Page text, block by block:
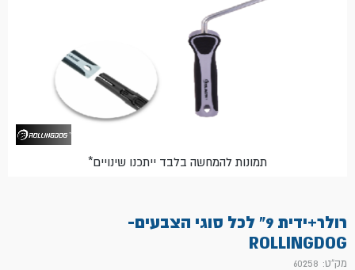
רולר+ידית 9" לכל סוגי הצבעים-
ROLLINGDOG
מק"ט: 60258
*תמונות להמחשה בלבד ייתכנו שינויים